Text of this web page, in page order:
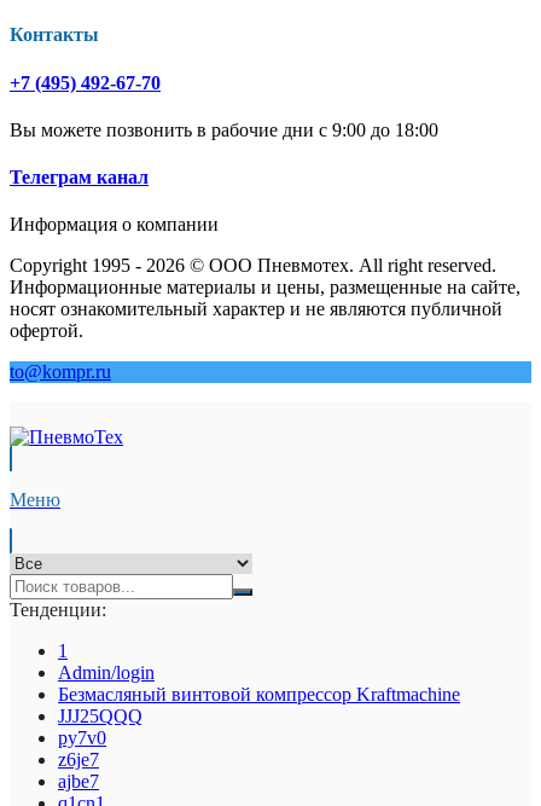
Контакты
+7 (495) 492-67-70
Вы можете позвонить в рабочие дни с 9:00 до 18:00
Телеграм канал
Информация о компании
Copyright 1995 - 2026 © ООО Пневмотех. All right reserved.
Информационные материалы и цены, размещенные на сайте,
носят ознакомительный характер и не являются публичной
офертой.
to@kompr.ru
Меню
Тенденции:
1
Admin/login
Безмасляный винтовой компрессор Kraftmaсhine
JJJ25QQQ
py7v0
z6je7
ajbe7